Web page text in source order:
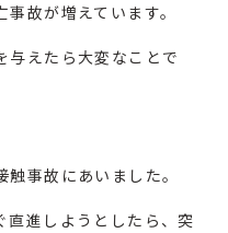
故が増えています。
与えたら大変なことで
事故にあいました。
直進しようとしたら、突